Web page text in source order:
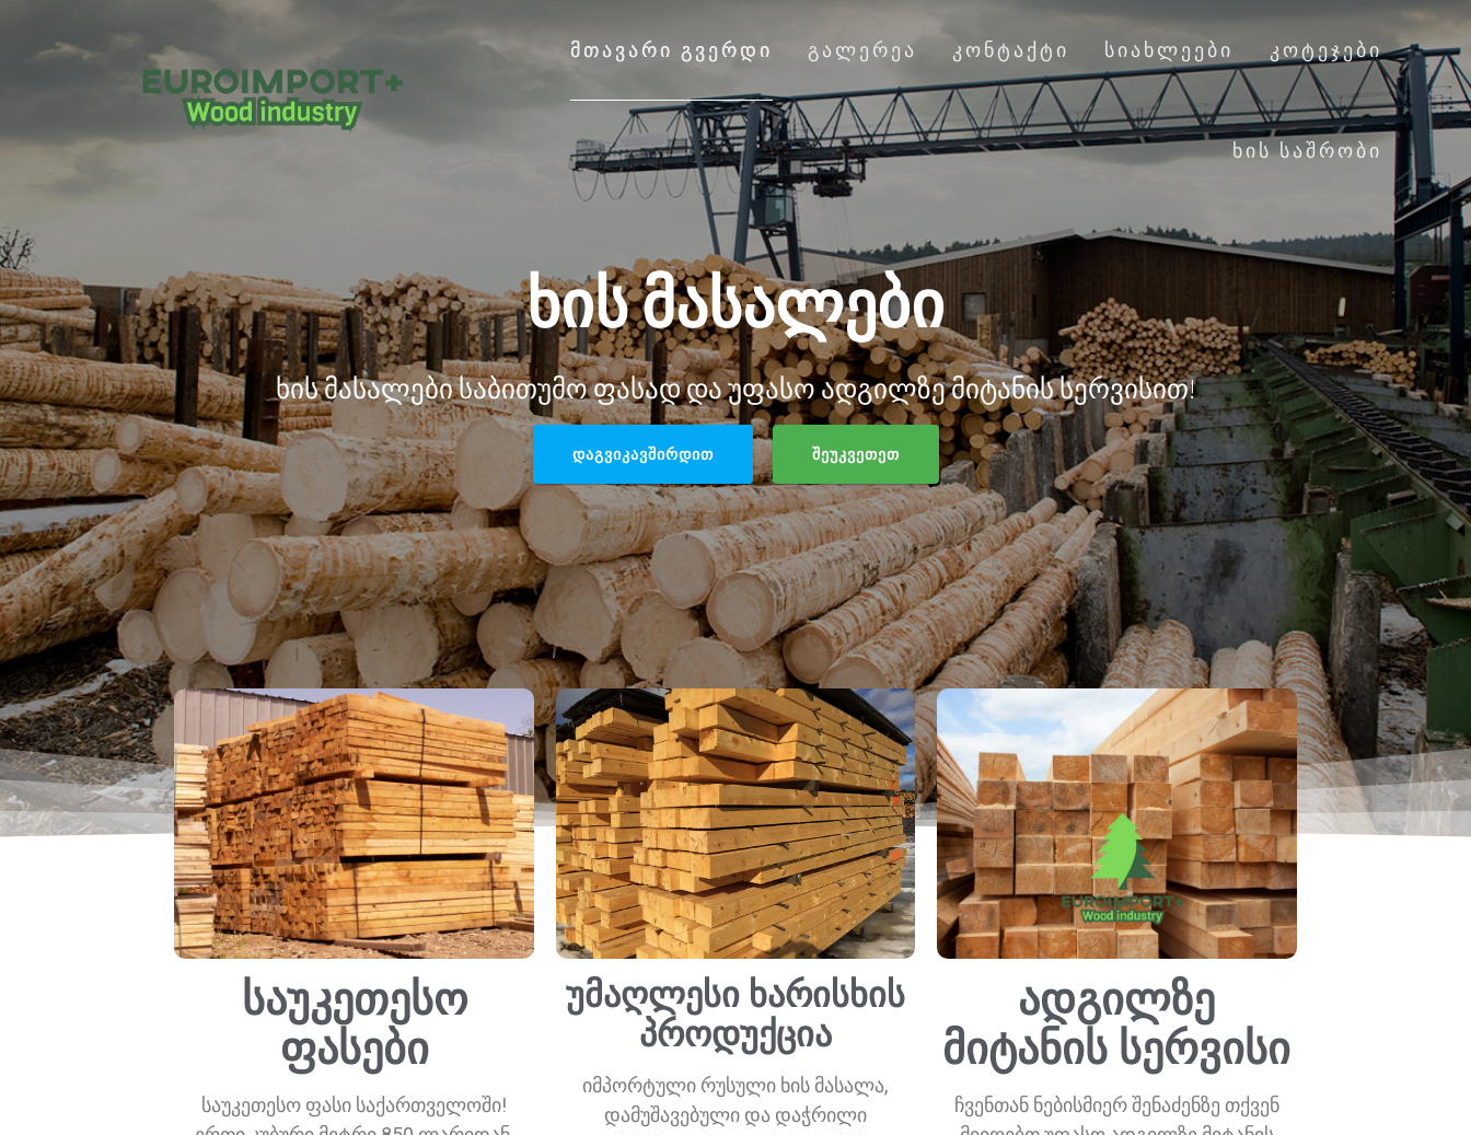
ᲛᲗᲐᲕᲐᲠᲘ ᲒᲕᲔᲠᲓᲘ ᲒᲐᲚᲔᲠᲔᲐ ᲙᲝᲜᲢᲐᲥᲢᲘ ᲡᲘᲐᲮᲚᲔᲔᲑᲘ ᲙᲝᲢᲔᲯᲔᲑᲘ
ᲮᲘᲡ ᲡᲐᲨᲠᲝᲑᲘ
ᲮᲘᲡ ᲛᲐᲡᲐᲚᲔᲑᲘ
ხის მასალები საბითუმო ფასად და უფასო ადგილზე მიტანის სერვისით!
ᲓᲐᲒᲕᲘᲙᲐᲕᲨᲘᲠᲓᲘᲗ ᲨᲔᲣᲙᲕᲔᲗᲔᲗ
საუკეთესო
ფასები
საუკეთესო ფასი საქართველოში!
უმაღლესი ხარისხის
პროდუქცია
იმპორტული რუსული ხის მასალა,
დამუშავებული და დაჭრილი
ადგილზე
მიტანის სერვისი
ჩვენთან ნებისმიერ შენაძენზე თქვენ